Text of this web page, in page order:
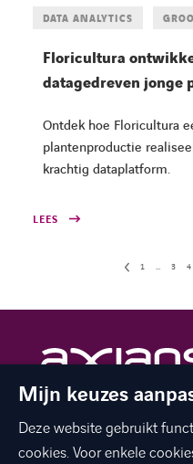
DATA ANALYTICS
Floricultura
datagedreven jonge
Ontdek hoe Floricultura
plantenproductie
krachtig dataplatform.
LEES
1 … 3 4
The best of ICT with a
linkedinyoutubefacebook
twitter
Mijn keuzes
Deze website gebruikt
cookies. Voor enkele